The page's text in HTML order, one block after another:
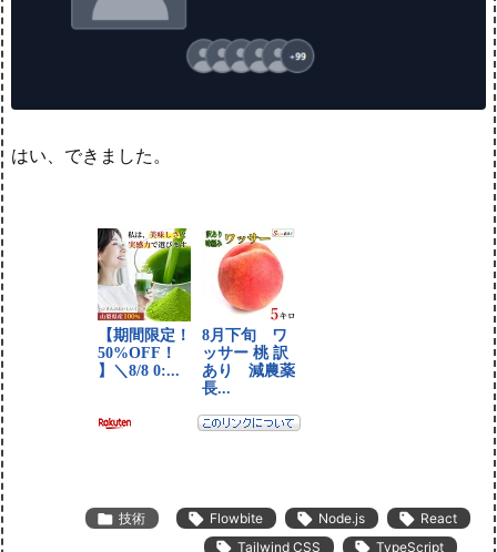
はい、できました。
 技術  Flowbite  Node.js  React
 Tailwind CSS  TypeScript